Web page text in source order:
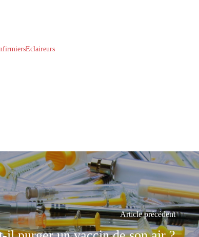
Article précédent